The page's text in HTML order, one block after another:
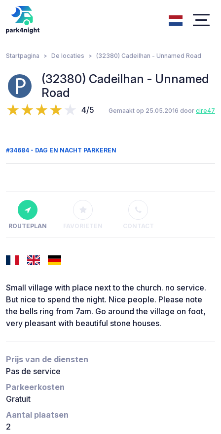
Startpagina De locaties (32380) Cadeilhan - Unnamed Road
(32380) Cadeilhan - Unnamed
Road
4/5 Gemaakt op 25.05.2016 door cire47
#34684 - DAG EN NACHT PARKEREN
ROUTEPLAN FAVORIETEN CONTACT
Small village with place next to the church. no service.
But nice to spend the night. Nice people. Please note
the bells ring from 7am. Go around the village on foot,
very pleasant with beautiful stone houses.
Prijs van de diensten
Pas de service
Parkeerkosten
Gratuit
Aantal plaatsen
2